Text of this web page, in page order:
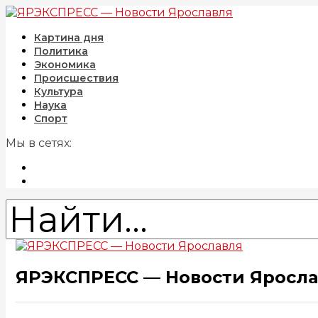
Картина дня
Политика
Экономика
Происшествия
Культура
Наука
Спорт
Мы в сетях:
ЯРЭКСПРЕСС — Новости